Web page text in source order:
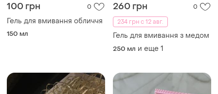
100 грн 0
Гель для вмивання обличчя
150 мл
260 грн
0
234 грн с 12 авг.
Гель для вмивання з медом
250 мл и еще 1